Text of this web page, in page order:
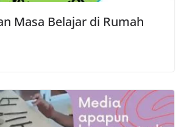
Masa Belajar di Rumah